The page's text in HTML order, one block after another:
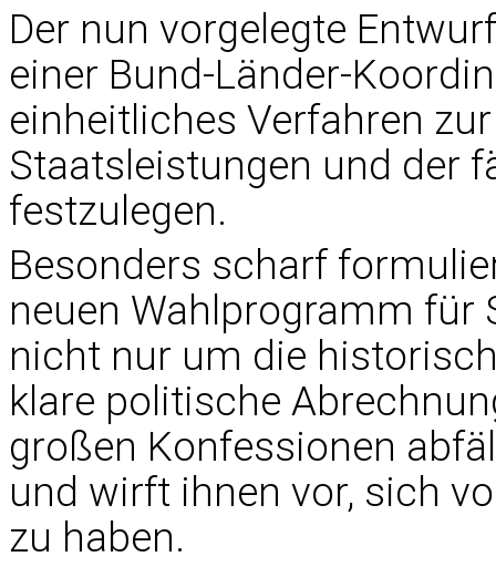
Der nun vorgelegte
einer Bund-Länder-
einheitliches Verfahren
Staatsleistungen und der
festzulegen.
Besonders scharf
neuen Wahlprogramm für
nicht nur um die
klare politische
großen Konfessionen
und wirft ihnen vor, sich
zu haben.